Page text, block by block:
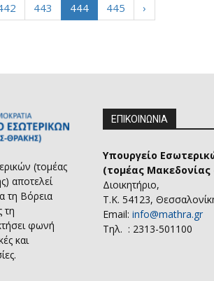
443 444 445 ›
(τομέας
αποτελεί
τη Βόρεια
τη
φωνή
και
ΕΠΙΚΟΙΝΩΝΙΑ
Υπουργείο
(τομέας
Διοικητήριο,
Τ.Κ. 54123,
Email: info@mathra.gr
Τηλ. : 2313-501100